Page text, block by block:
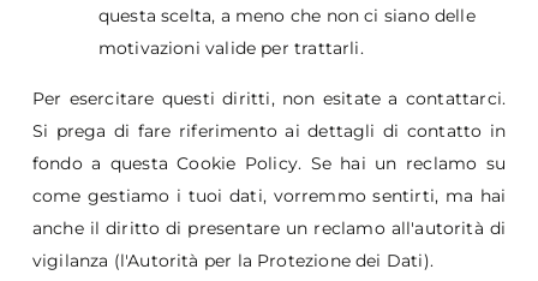
questa scelta, a meno che non ci siano delle
motivazioni valide per trattarli.
Per esercitare questi diritti, non esitate a contattarci.
Si prega di fare riferimento ai dettagli di contatto in
fondo a questa Cookie Policy. Se hai un reclamo su
come gestiamo i tuoi dati, vorremmo sentirti, ma hai
anche il diritto di presentare un reclamo all'autorità di
vigilanza (l'Autorità per la Protezione dei Dati).